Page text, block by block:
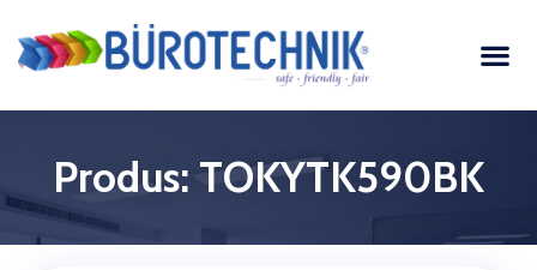
Produs: TOKYTK590BK